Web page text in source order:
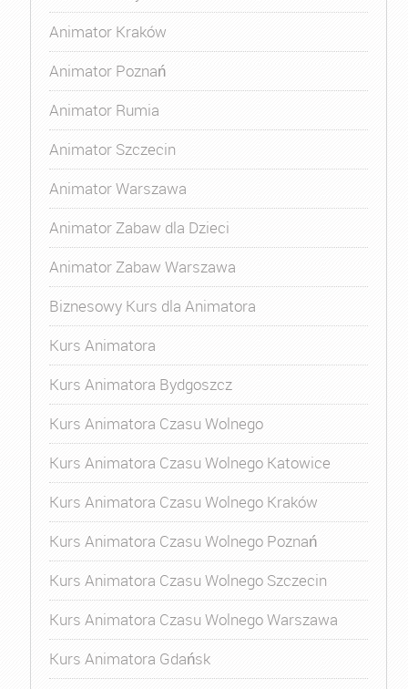
Animator Kraków
Animator Poznań
Animator Rumia
Animator Szczecin
Animator Warszawa
Animator Zabaw dla Dzieci
Animator Zabaw Warszawa
Biznesowy Kurs dla Animatora
Kurs Animatora
Kurs Animatora Bydgoszcz
Kurs Animatora Czasu Wolnego
Kurs Animatora Czasu Wolnego Katowice
Kurs Animatora Czasu Wolnego Kraków
Kurs Animatora Czasu Wolnego Poznań
Kurs Animatora Czasu Wolnego Szczecin
Kurs Animatora Czasu Wolnego Warszawa
Kurs Animatora Gdańsk